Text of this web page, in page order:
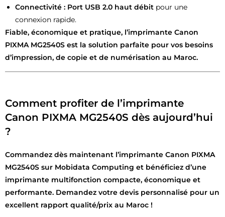
Connectivité : Port USB 2.0 haut débit pour une
connexion rapide.
Fiable, économique et pratique, l’imprimante Canon
PIXMA MG2540S est la solution parfaite pour vos besoins
d’impression, de copie et de numérisation au Maroc.
Comment profiter de l’imprimante
Canon PIXMA MG2540S dès aujourd’hui
?
Commandez dès maintenant l’imprimante Canon PIXMA
MG2540S sur Mobidata Computing et bénéficiez d’une
imprimante multifonction compacte, économique et
performante. Demandez votre devis personnalisé pour un
excellent rapport qualité/prix au Maroc !